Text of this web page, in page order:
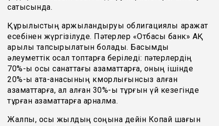
сатысында.
Құрылыстың қаржыландыруы облигациялық қаражат
есебінен жүргізілуде. Пәтерлер «Отбасы банк» АҚ
арқылы тапсырылатын болады. Басымдық
әлеуметтік осал топтарға беріледі: пәтерлердің
70%-ы осы санаттағы азаматтарға, оның ішінде
20%-ы ата-анасының қкмқорлығынсыз қалған
азаматтарға, ал қалған 30%-ы тұрғын үй кезегінде
тұрған азаматтарға арналмақ.
Жалпы, осы жылдың соңына дейін Копай шағын